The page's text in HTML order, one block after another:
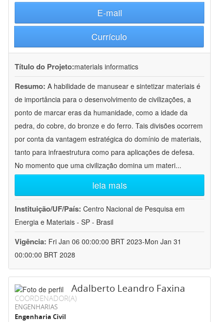
E-mail
Currículo
Título do Projeto:materials informatics
Resumo: A habilidade de manusear e sintetizar materiais é
de importância para o desenvolvimento de civilizações, a
ponto de marcar eras da humanidade, como a idade da
pedra, do cobre, do bronze e do ferro. Tais divisões ocorrem
por conta da vantagem estratégica do domínio de materiais,
tanto para infraestrutura como para aplicações de defesa.
No momento que uma civilização domina um materi...
leia mais
Instituição/UF/País: Centro Nacional de Pesquisa em
Energia e Materiais - SP - Brasil
Vigência: Fri Jan 06 00:00:00 BRT 2023-Mon Jan 31
00:00:00 BRT 2028
Adalberto Leandro Faxina
COORDENADOR(A)
ENGENHARIAS
Engenharia Civil